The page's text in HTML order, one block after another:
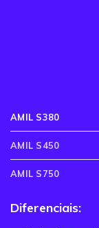
AMIL S380
AMIL S450
AMIL S750
Diferenciais: